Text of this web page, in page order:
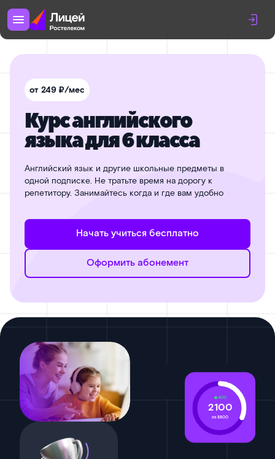
от 249 ₽/мес
Курс английского
языка для 6 класса
Английский язык и другие школьные предметы в
одной подписке. Не тратьте время на дорогу к
репетитору. Занимайтесь когда и где вам удобно
Начать учиться бесплатно
Оформить абонемент
400
2100
из 8800